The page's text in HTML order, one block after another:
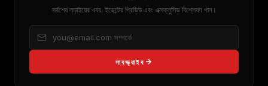
সর্বশেষ লড়াইয়ের খবর, ইভেন্টের প্রিভিউ এবং এক্সক্লুসিভ বিশ্লেষণ পান।
সাবস্ক্রাইব